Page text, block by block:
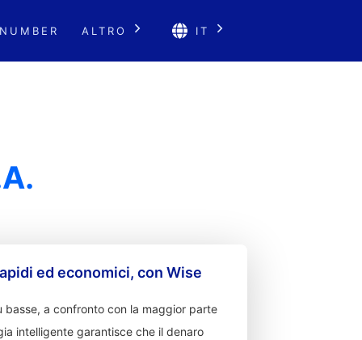
ALTRO IT
ed economici, con Wise
basse, a confronto con la maggior parte
intelligente garantisce che il denaro